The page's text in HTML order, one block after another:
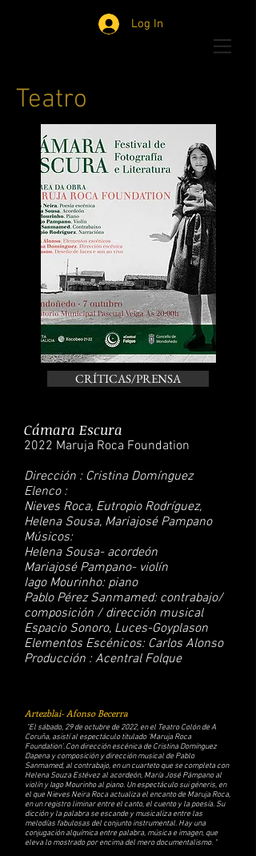
Log In
Teatro
CRÍTICAS/PRENSA
Cámara Escura
2022 Maruja Roca Foundation
Dirección : Cristina Domínguez
Elenco :
Nieves Roca, Eutropio Rodríguez,
Helena Sousa, Mariajosé Pampano
Músicos:
Helena Sousa- acordeón
Mariajosé Pampano- violín
Iago Mourinho: piano
Pablo Pérez Sanmamed: contrabajo/
composición / dirección musical
Espacio Sonoro, Luces-Goyplason
Elementos Escénicos: Carlos Alonso
Producción : Acentral Folque
Artezblai- Afonso Becerra
"El sábado, 29 de octubre de 2022, en el Teatro Colón de A
Coruña, asistí al espectáculo titulado ‘Maruja Roca
Foundation’. Con dirección escénica de Cristina Domínguez
Dapena y composición y dirección musical de Pablo
Sanmamed, al contrabajo, en un cuarteto que se completa con
Helena Souza Estévez al acordeón, María José Pámpano al
violín y Iago Mourinho al piano. Un espectáculo sui géneris, en
el que Nieves Neira Roca actualiza el encanto de Maruja Roca,
en un registro liminar entre el canto, el cuento y la poesía. Su
dicción y la palabra se escande y musicaliza entre las
melodías fabulosas del conjunto instrumental. Hay una
conjugación alquímica entre palabra, música e imagen, que
eleva lo mostrado por encima del mero documentalismo. "